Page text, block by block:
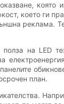
което ги
реклама.
на LED
план.